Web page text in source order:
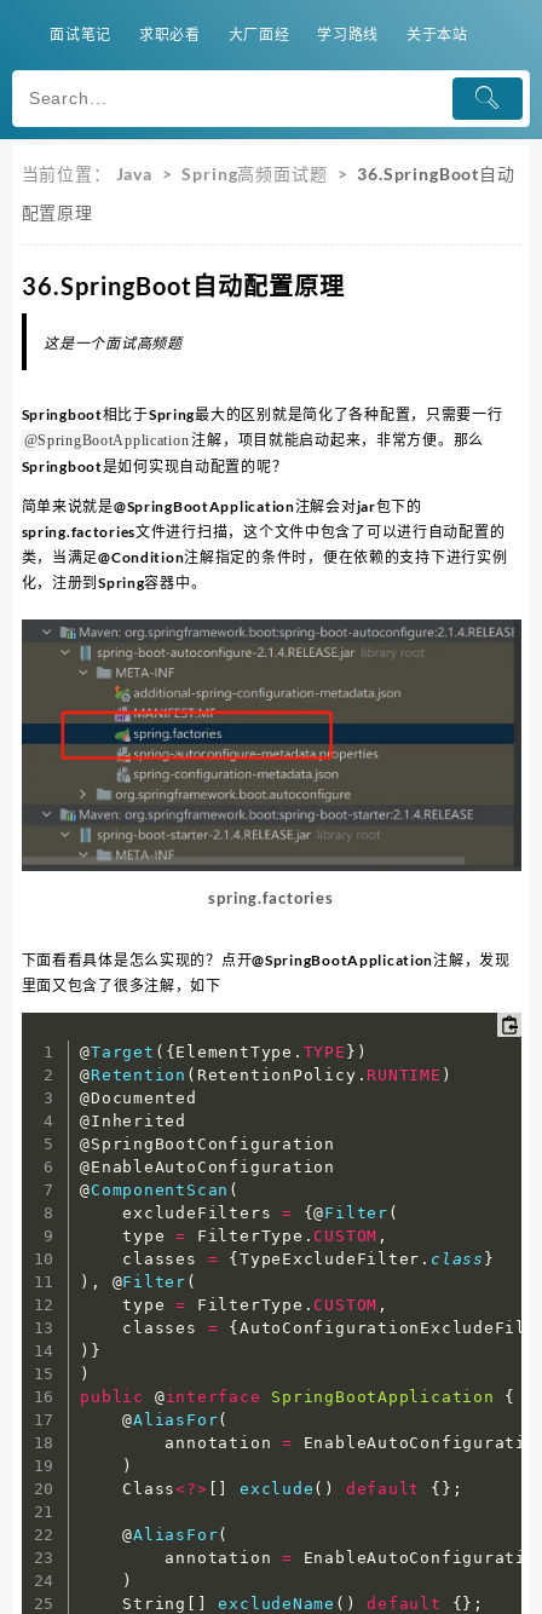
面试笔记 求职必看 大厂面经 学习路线 关于本站
当前位置： Java >Spring高频面试题 >36.SpringBoot自动
配置原理
36.SpringBoot自动配置原理
这是一个面试高频题
Springboot相比于Spring最大的区别就是简化了各种配置，只需要一行
@SpringBootApplication注解，项目就能启动起来，非常方便。那么
Springboot是如何实现自动配置的呢？
简单来说就是@SpringBootApplication注解会对jar包下的
spring.factories文件进行扫描，这个文件中包含了可以进行自动配置的
类，当满足@Condition注解指定的条件时，便在依赖的支持下进行实例
化，注册到Spring容器中。
spring.factories
下面看看具体是怎么实现的？点开@SpringBootApplication注解，发现
里面又包含了很多注解，如下
@Target ( { ElementType . TYPE } )
@Retention ( RetentionPolicy . RUNTIME )
@Documented
@Inherited
@SpringBootConfiguration
@EnableAutoConfiguration
@ComponentScan (
    excludeFilters
= {@Filter (
    type
= FilterType . CUSTOM ,
    classes
= { TypeExcludeFilter . class }
) , @Filter (
    type
= FilterType . CUSTOM ,
    classes
= {
) }
)
public
@interface SpringBootApplication
{
    @
AliasFor(
        annotation
=
)
    Class
<?> exclude ( ) default { } ;
    @
AliasFor(
        annotation
=
)
    String
excludeName ( ) default { } ;